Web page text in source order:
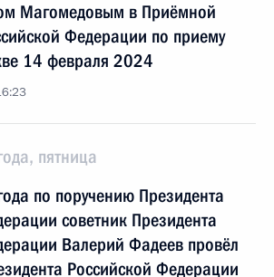
Магомедовым в Приёмной
Федерации по приему
14 февраля 2024
пятница
по поручению Президента
советник Президента
Валерий Фадеев провёл
Российской Федерации